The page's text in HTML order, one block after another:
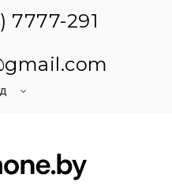
7777-291